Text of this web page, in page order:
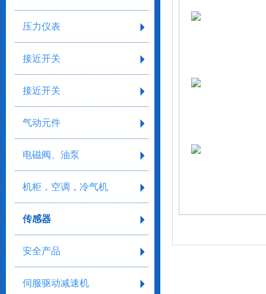
压力仪表
接近开关
接近开关
气动元件
电磁阀、油泵
机柜，空调，冷气机
传感器
安全产品
伺服驱动减速机